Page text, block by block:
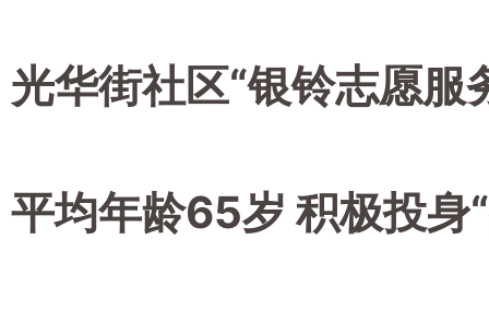
光华街社区“银铃志愿服
平均年龄65岁 积极投身